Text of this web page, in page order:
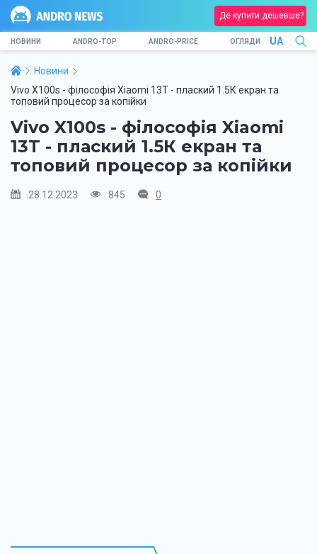
Де купити дешевше?
НОВИНИ ANDRO-TOP ANDRO-PRICE ОГЛЯДИ UA
Новини
Vivo X100s - філософія Xiaomi 13T - плаский 1.5К екран та
топовий процесор за копійки
Vivo X100s - філософія Xiaomi
13T - плаский 1.5К екран та
топовий процесор за копійки
28.12.2023 845 0